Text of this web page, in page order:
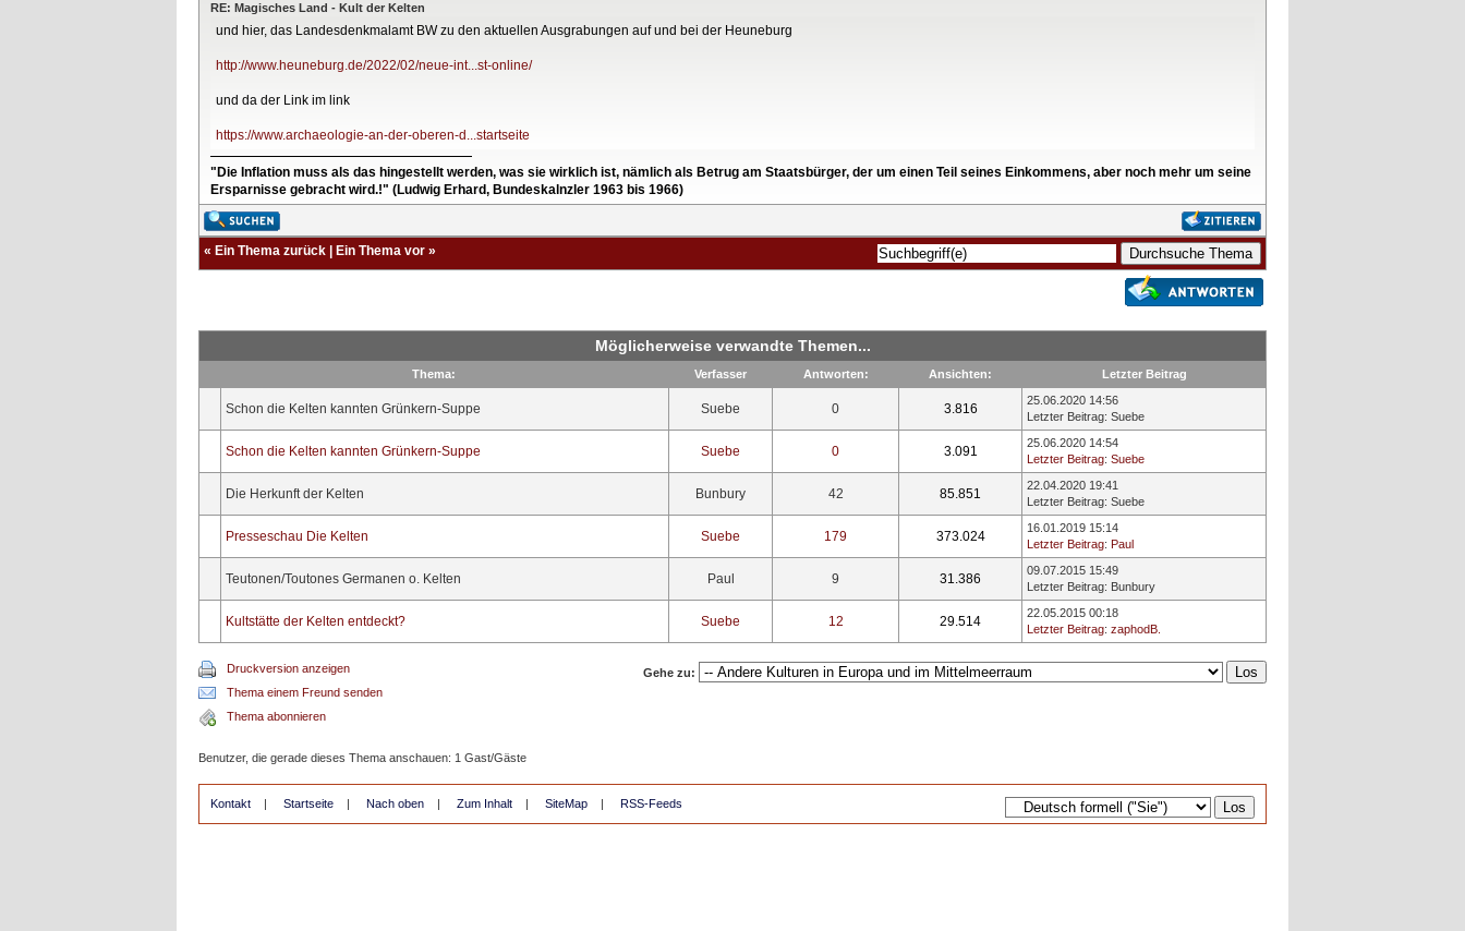
RE: Magisches Land - Kult der Kelten
und hier, das Landesdenkmalamt BW zu den aktuellen Ausgrabungen auf und bei der Heuneburg
http://www.heuneburg.de/2022/02/neue-int...st-online/
und da der Link im link
https://www.archaeologie-an-der-oberen-d...startseite
"Die Inflation muss als das hingestellt werden, was sie wirklich ist, nämlich als Betrug am Staatsbürger, der um einen Teil seines Einkommens, aber noch mehr um seine
Ersparnisse gebracht wird.!" (Ludwig Erhard, Bundeskalnzler 1963 bis 1966)
« Ein Thema zurück Ein Thema vor »
Möglicherweise verwandte Themen...
Thema: Verfasser Antworten: Ansichten: Letzter Beitrag
Schon die Kelten kannten Grünkern-Suppe Suebe 0 3.816
25.06.2020 14:56
Letzter Beitrag: Suebe
Schon die Kelten kannten Grünkern-Suppe Suebe 0 3.091
25.06.2020 14:54
Letzter Beitrag: Suebe
Die Herkunft der Kelten Bunbury 42 85.851
22.04.2020 19:41
Letzter Beitrag: Suebe
Presseschau Die Kelten Suebe 179 373.024
16.01.2019 15:14
Letzter Beitrag: Paul
Teutonen/Toutones Germanen o. Kelten Paul 9 31.386
09.07.2015 15:49
Letzter Beitrag: Bunbury
Kultstätte der Kelten entdeckt? Suebe 12 29.514
22.05.2015 00:18
Letzter Beitrag: zaphodB.
Druckversion anzeigen
Thema einem Freund senden
Thema abonnieren
Gehe zu:
Benutzer, die gerade dieses Thema anschauen: 1 Gast/Gäste
Kontakt | Startseite | Nach oben | Zum Inhalt | SiteMap | RSS-Feeds